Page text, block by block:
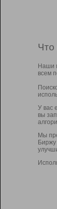
Наши
всем
У вас
вы
Мы
Биржу